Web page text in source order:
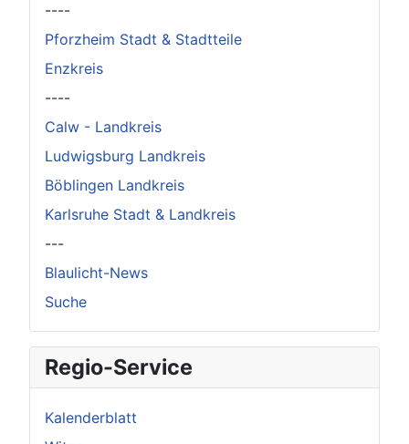
----
Pforzheim Stadt & Stadtteile
Enzkreis
----
Calw - Landkreis
Ludwigsburg Landkreis
Böblingen Landkreis
Karlsruhe Stadt & Landkreis
---
Blaulicht-News
Suche
Regio-Service
Kalenderblatt